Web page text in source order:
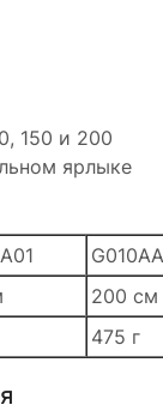
150 и 200
ярлыке
200 см
475 г